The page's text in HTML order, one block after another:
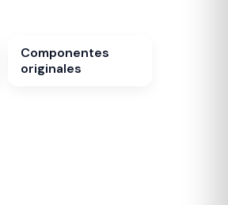
Componentes
originales